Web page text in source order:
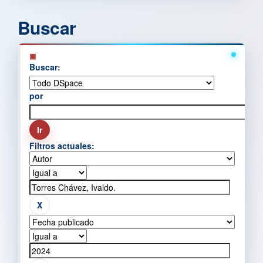
Buscar
Buscar:
por
Filtros actuales: